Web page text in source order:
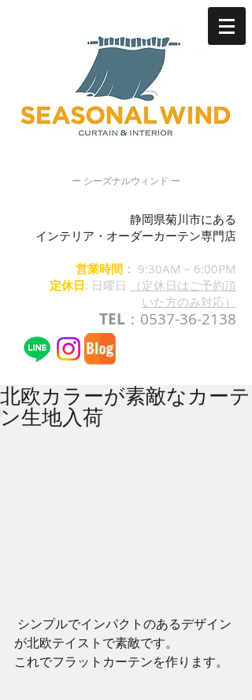
ー シーズナルウィンド ー
静岡県菊川市にある
インテリア・オーダーカーテン専門店
営業時間 ： 9:30AM – 6:00PM
定休日: 日曜日
（定休日はご予約頂
いた方のみ対応）
TEL ：0537-36-2138
北欧カラーが素敵なカーテ
ン生地入荷
が北欧テイストで素敵です。
これでフラットカーテンを作ります。